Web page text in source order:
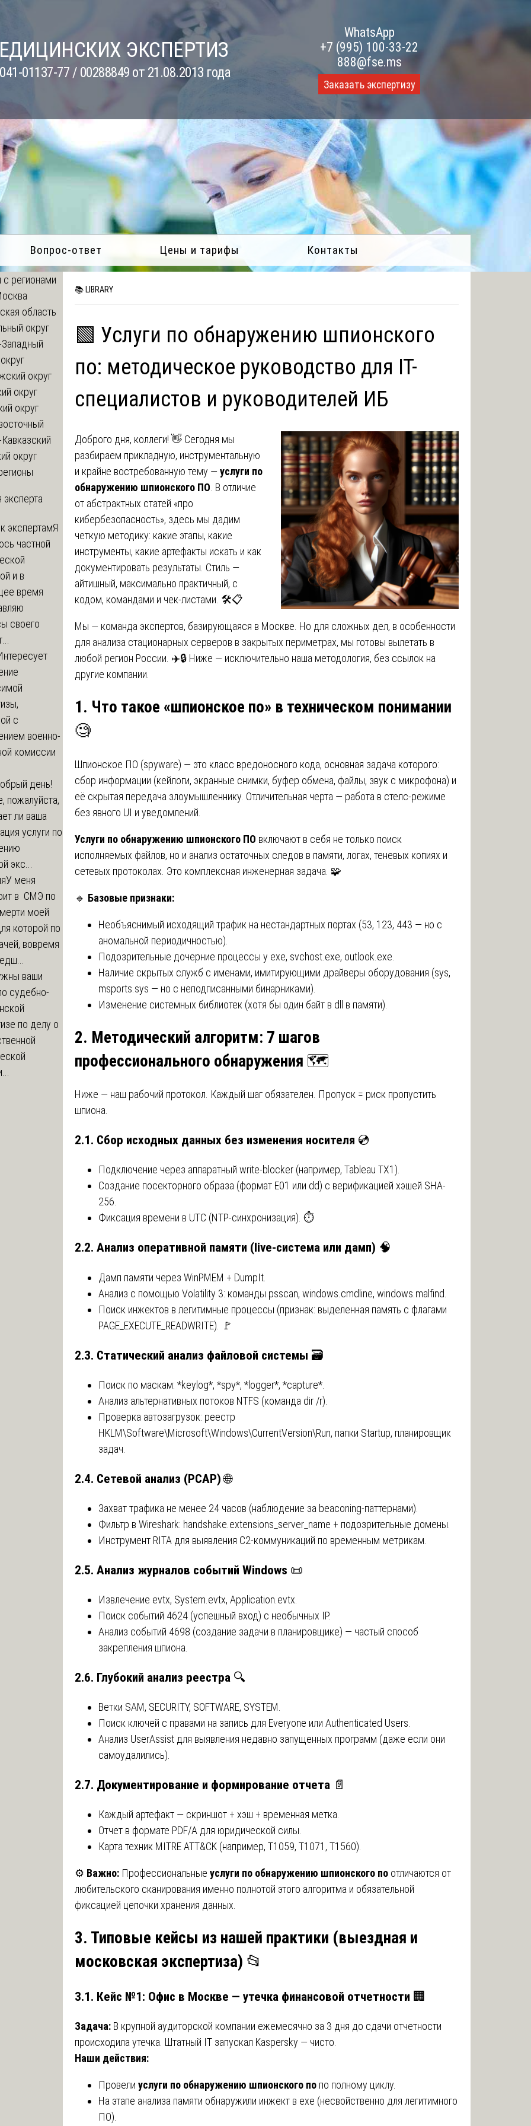
ЭКСПЕРТИЗ
01137-77 / 00288849 от 21.08.2013 года
WhatsApp
+7 (995) 100-33-22
888@fse.ms
Заказать экспертизу
Вопрос-ответ Цены и тарифы Контакты
📚 LIBRARY
🟩 Услуги по обнаружению шпионского
по: методическое руководство для IT-
специалистов и руководителей ИБ
Доброго дня, коллеги! 👋 Сегодня мы
разбираем прикладную, инструментальную
и крайне востребованную тему —услуги по
обнаружению шпионского ПО . В отличие
от абстрактных статей «про
кибербезопасность», здесь мы дадим
четкую методику: какие этапы, какие
инструменты, какие артефакты искать и как
документировать результаты. Стиль —
айтишный, максимально практичный, с
кодом, командами и чек-листами. 🛠️📋
Мы — команда экспертов, базирующаяся в Москве. Но для сложных дел, в особенности
для анализа стационарных серверов в закрытых периметрах, мы готовы вылетать в
любой регион России. ✈️🔒 Ниже — исключительно наша методология, без ссылок на
другие компании.
1. Что такое «шпионское по» в техническом понимании
🧐
Шпионское ПО (spyware) — это класс вредоносного кода, основная задача которого:
сбор информации (кейлоги, экранные снимки, буфер обмена, файлы, звук с микрофона) и
её скрытая передача злоумышленнику. Отличительная черта — работа в стелс-режиме
без явного UI и уведомлений.
Услуги по обнаружению шпионского ПО включают в себя не только поиск
исполняемых файлов, но и анализ остаточных следов в памяти, логах, теневых копиях и
сетевых протоколах. Это комплексная инженерная задача. 🧩
🔹 Базовые признаки:
Необъяснимый исходящий трафик на нестандартных портах (53, 123, 443 — но с
аномальной периодичностью).
Подозрительные дочерние процессы у exe, svchost.exe, outlook.exe.
Наличие скрытых служб с именами, имитирующими драйверы оборудования (sys,
msports.sys — но с неподписанными бинарниками).
Изменение системных библиотек (хотя бы один байт в dll в памяти).
2. Методический алгоритм: 7 шагов
профессионального обнаружения 🗺️
Ниже — наш рабочий протокол. Каждый шаг обязателен. Пропуск = риск пропустить
шпиона.
2.1. Сбор исходных данных без изменения носителя 💿
Подключение через аппаратный write-blocker (например, Tableau TX1).
Создание посекторного образа (формат E01 или dd) с верификацией хэшей SHA-
256.
Фиксация времени в UTC (NTP-синхронизация). ⏱️
2.2. Анализ оперативной памяти (live-система или дамп) 🧠
Дамп памяти через WinPMEM + DumpIt.
Анализ с помощью Volatility 3: команды psscan, windows.cmdline, windows.malfind.
Поиск инжектов в легитимные процессы (признак: выделенная память с флагами
PAGE_EXECUTE_READWRITE). 🚩
2.3. Статический анализ файловой системы 🗃️
Поиск по маскам: *keylog*, *spy*, *logger*, *capture*.
Анализ альтернативных потоков NTFS (команда dir /r).
Проверка автозагрузок: реестр
HKLM\Software\Microsoft\Windows\CurrentVersion\Run, папки Startup, планировщик
задач.
2.4. Сетевой анализ (PCAP)🌐
Захват трафика не менее 24 часов (наблюдение за beaconing-паттернами).
Фильтр в Wireshark: handshake.extensions_server_name + подозрительные домены.
Инструмент RITA для выявления C2-коммуникаций по временным метрикам.
2.5. Анализ журналов событий Windows 📜
Извлечение evtx, System.evtx, Application.evtx.
Поиск событий 4624 (успешный вход) с необычных IP.
Анализ событий 4698 (создание задачи в планировщике) — частый способ
закрепления шпиона.
2.6. Глубокий анализ реестра 🔍
Ветки SAM, SECURITY, SOFTWARE, SYSTEM.
Поиск ключей с правами на запись для Everyone или Authenticated Users.
Анализ UserAssist для выявления недавно запущенных программ (даже если они
самоудалились).
2.7. Документирование и формирование отчета 📄
Каждый артефакт — скриншот + хэш + временная метка.
Отчет в формате PDF/A для юридической силы.
Карта техник MITRE ATT&CK (например, T1059, T1071, T1560).
⚙️ Важно:Профессиональные услуги по обнаружению шпионского поотличаются от
любительского сканирования именно полнотой этого алгоритма и обязательной
фиксацией цепочки хранения данных.
3. Типовые кейсы из нашей практики (выездная и
московская экспертиза) 📂
3.1. Кейс №1: Офис в Москве — утечка финансовой отчетности 🏢
Задача:В крупной аудиторской компании ежемесячно за 3 дня до сдачи отчетности
происходила утечка. Штатный IT запускал Kaspersky — чисто.
Наши действия:
Провели услуги по обнаружению шпионского попо полному циклу.
На этапе анализа памяти обнаружили инжект в exe (несвойственно для легитимного
ПО).
регионами
область
округ
округ
округ
округ
округ
эксперта
экспертамЯ
частной
и в
время
своего
с
военно-
комиссии
день!
пожалуйста,
ли ваша
услуги по
экс...
У меня
в СМЭ по
моей
которой по
вовремя
ваши
судебно-
по делу о